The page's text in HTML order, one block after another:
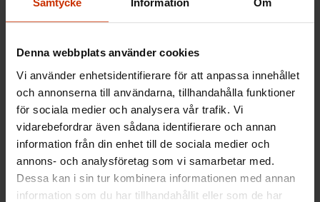
Samtycke Information Om
Denna webbplats använder cookies
Vi använder enhetsidentifierare för att anpassa innehållet
och annonserna till användarna, tillhandahålla funktioner
för sociala medier och analysera vår trafik. Vi
vidarebefordrar även sådana identifierare och annan
information från din enhet till de sociala medier och
annons- och analysföretag som vi samarbetar med.
Dessa kan i sin tur kombinera informationen med annan
information som du har tillhandahållit eller som de har
Av dem som gör nattarbete anser tre fjärdedelar
att arbetet är belastande för hälsan, familjelivet,
periodarbete är två tredjedelar av den åsikten.
Forskningsprofessor Mikko Härmä
rekommenderar att man på arbetsplatserna tar i
bruk en modell där arbetstagarna kan delta i
planeringen av arbetsschemat. Det finns